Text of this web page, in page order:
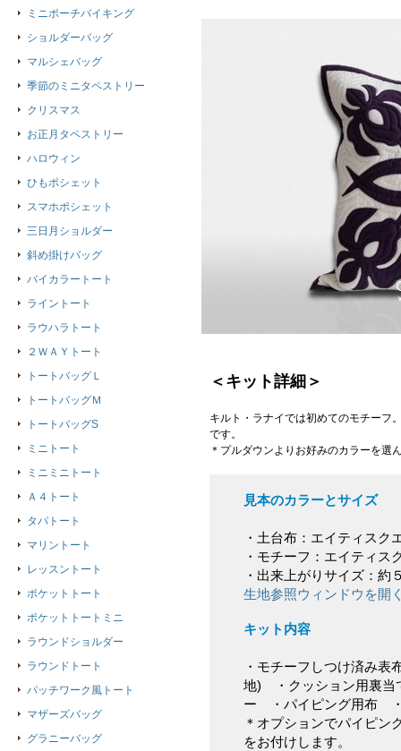
＜キット詳細＞
キルト・ラナイでは初めてのモチーフ
です。
＊プルダウンよりお好みのカラーを選
見本のカラーとサイズ
・土台布：エイティスク
・モチーフ：エイティス
・出来上がりサイズ：約
生地参照ウィンドウを開
キット内容
・モチーフしつけ済み
地) ・クッション用裏当
ー ・パイピング用布
＊オプションでパイピン
をお付けします。
ミニポーチバイキング
ショルダーバッグ
マルシェバッグ
季節のミニタペストリー
クリスマス
お正月タペストリー
ハロウィン
ひもポシェット
スマホポシェット
三日月ショルダー
斜め掛けバッグ
バイカラートート
ライントート
ラウハラトート
２ＷＡＹトート
トートバッグＬ
トートバッグＭ
トートバッグS
ミニトート
ミニミニトート
Ａ４トート
タパトート
マリントート
レッスントート
ポケットトート
ポケットトートミニ
ラウンドショルダー
ラウンドトート
パッチワーク風トート
マザーズバッグ
グラニーバッグ